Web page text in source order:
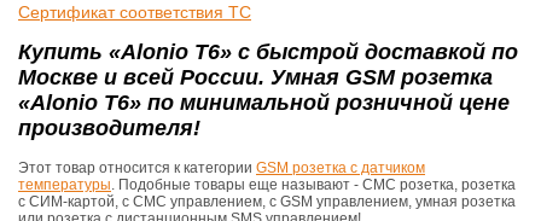
Сертификат соответствия ТС
Купить «Alonio T6» с быстрой доставкой по
Москве и всей России. Умная GSM розетка
«Alonio T6» по минимальной розничной цене
производителя!
Этот товар относится к категории GSM розетка с датчиком
температуры . Подобные товары еще называют - СМС розетка, розетка
с СИМ-картой, с СМС управлением, с GSM управлением, умная розетка